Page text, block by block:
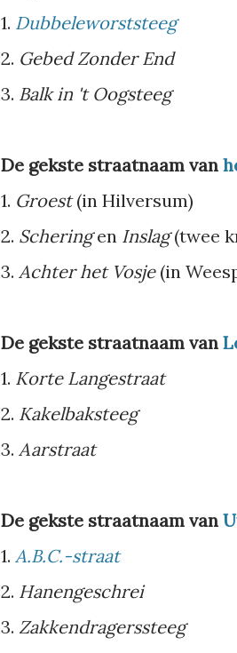
1. Dubbeleworststeeg
2. Gebed Zonder End
3. Balk in 't Oogsteeg
De gekste straatnaam van
1. Groest(in Hilversum)
2. Scheringen Inslag(twee
3. Achter het Vosje(in
De gekste straatnaam van
1. Korte Langestraat
2. Kakelbaksteeg
3. Aarstraat
De gekste straatnaam van
1. A.B.C.-straat
2. Hanengeschrei
3. Zakkendragerssteeg